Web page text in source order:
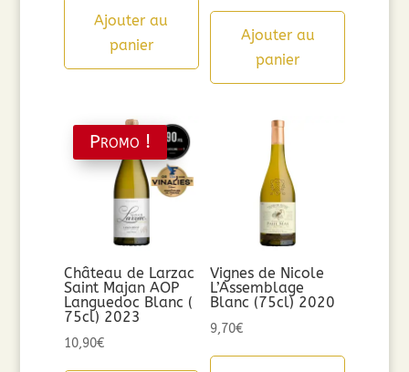
Ajouter au
panier
Ajouter au
panier
Promo !
Château de Larzac
Saint Majan AOP
Languedoc Blanc (
75cl) 2023
10,90€
Vignes de Nicole
L’Assemblage
Blanc (75cl) 2020
9,70€